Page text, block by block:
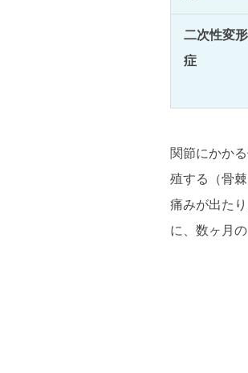
二次性変
症
関節にかか
殖する（骨
痛みが出た
に、数ヶ月